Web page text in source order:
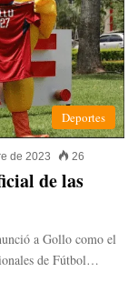
Deportes
de 2023 26
de las
a Gollo como el
de Fútbol…